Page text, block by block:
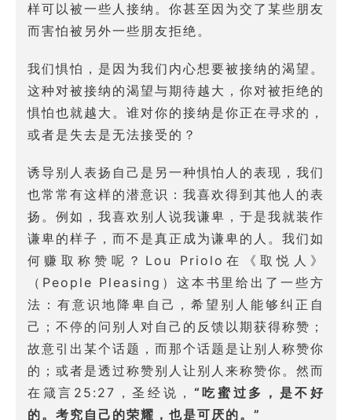
样可以被一些人接纳。你甚至因为交了某些朋友
而害怕被另外一些朋友拒绝。
我们惧怕，是因为我们内心想要被接纳的渴望。
这种对被接纳的渴望与期待越大，你对被拒绝的
惧怕也就越大。谁对你的接纳是你正在寻求的，
或者是失去是无法接受的？
诱导别人表扬自己是另一种惧怕人的表现，我们
也常常有这样的潜意识：我喜欢得到其他人的表
扬。例如，我喜欢别人说我谦卑，于是我就装作
谦卑的样子，而不是真正成为谦卑的人。我们如
何赚取称赞呢？Lou Priolo在《取悦人》
（People Pleasing）这本书里给出了一些方
法：有意识地降卑自己，希望别人能够纠正自
己；不停的问别人对自己的反馈以期获得称赞；
故意引出某个话题，而那个话题是让别人称赞你
的；或者是透过称赞别人让别人来称赞你。然而
在箴言25:27，圣经说， “吃蜜过多，是不好
的。考究自己的荣耀，也是可厌的。”